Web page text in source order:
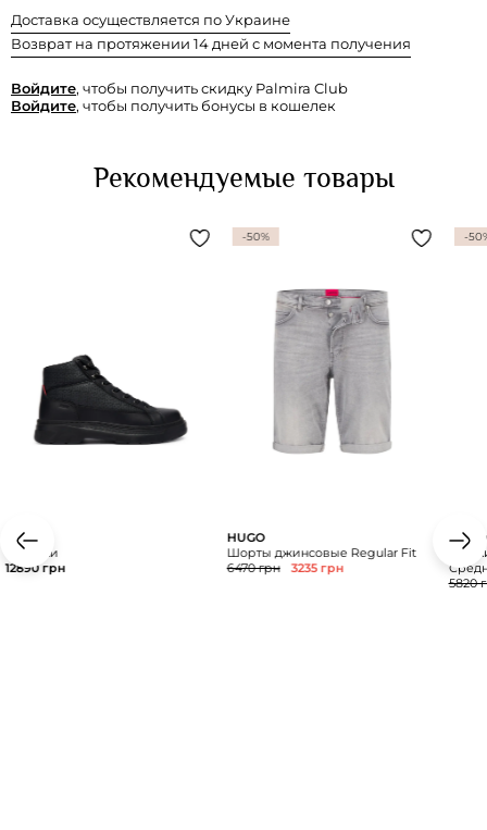
Доставка осуществляется по Украине
Возврат на протяжении 14 дней с момента получения
Войдите, чтобы получить скидку Palmira Club
Войдите, чтобы получить бонусы в кошелек
Рекомендуемые товары
HUGO
Ботинки
12890 грн
-50%
HUGO
Шорты джинсовые Regular Fit
6470 грн
3235 грн
-
HUGO
5820